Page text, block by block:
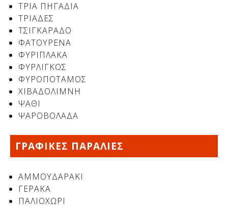
Δείτε μας:
ΤΡΙΑ ΠΗΓΑΔΙΑ
ΤΡΙΑΔΕΣ
ΤΣΙΓΚΑΡΑΔΟ
ΦΑΤΟΥΡΕΝΑ
ΦΥΡΙΠΛΑΚΑ
ΦΥΡΛΙΓΚΟΣ
ΦΥΡΟΠΟΤΑΜΟΣ
ΧΙΒΑΔΟΛΙΜΝΗ
ΨΑΘΙ
ΨΑΡΟΒΟΛΑΔΑ
ΓΡΑΦΙΚΕΣ ΠΑΡΑΛΙΕΣ
ΑΜΜΟΥΔΑΡΑΚΙ
ΓΕΡΑΚΑ
ΠΑΛΙΟΧΩΡΙ